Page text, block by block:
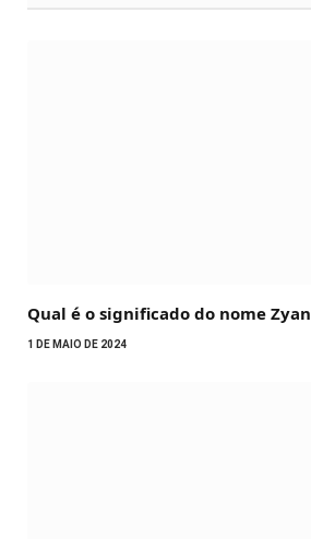
Qual é o significado do nome Zyan
1 DE MAIO DE 2024